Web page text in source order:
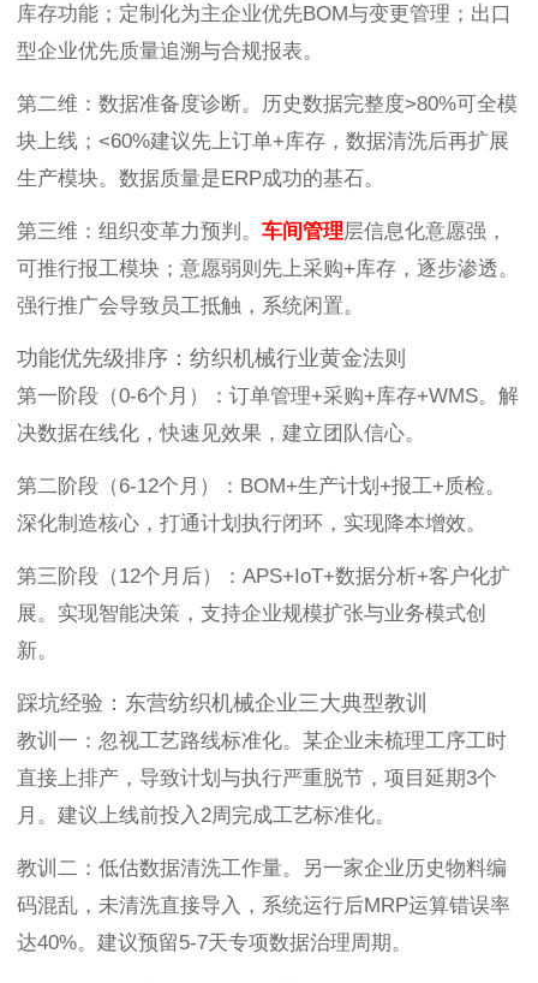
库存功能；定制化为主企业优先BOM与变更管理；出口
型企业优先质量追溯与合规报表。
第二维：数据准备度诊断。历史数据完整度>80%可全模
块上线；<60%建议先上订单+库存，数据清洗后再扩展
生产模块。数据质量是ERP成功的基石。
第三维：组织变革力预判。 车间管理层信息化意愿强，
可推行报工模块；意愿弱则先上采购+库存，逐步渗透。
强行推广会导致员工抵触，系统闲置。
功能优先级排序：纺织机械行业黄金法则
第一阶段（0-6个月）：订单管理+采购+库存+WMS。解
决数据在线化，快速见效果，建立团队信心。
第二阶段（6-12个月）：BOM+生产计划+报工+质检。
深化制造核心，打通计划执行闭环，实现降本增效。
第三阶段（12个月后）：APS+IoT+数据分析+客户化扩
展。实现智能决策，支持企业规模扩张与业务模式创
新。
踩坑经验：东营纺织机械企业三大典型教训
教训一：忽视工艺路线标准化。某企业未梳理工序工时
直接上排产，导致计划与执行严重脱节，项目延期3个
月。建议上线前投入2周完成工艺标准化。
教训二：低估数据清洗工作量。另一家企业历史物料编
码混乱，未清洗直接导入，系统运行后MRP运算错误率
达40%。建议预留5-7天专项数据治理周期。